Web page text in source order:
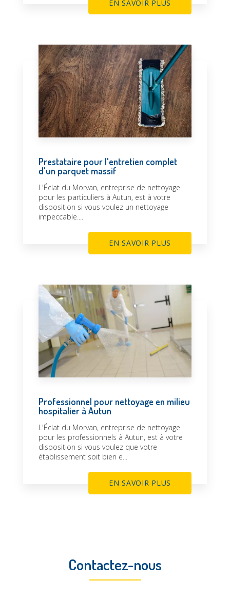
EN SAVOIR PLUS
Prestataire pour l'entretien complet
d'un parquet massif
L'Éclat du Morvan, entreprise de nettoyage
pour les particuliers à Autun, est à votre
disposition si vous voulez un nettoyage
impeccable....
EN SAVOIR PLUS
Professionnel pour nettoyage en milieu
hospitalier à Autun
L'Éclat du Morvan, entreprise de nettoyage
pour les professionnels à Autun, est à votre
disposition si vous voulez que votre
établissement soit bien e...
EN SAVOIR PLUS
Contactez-nous